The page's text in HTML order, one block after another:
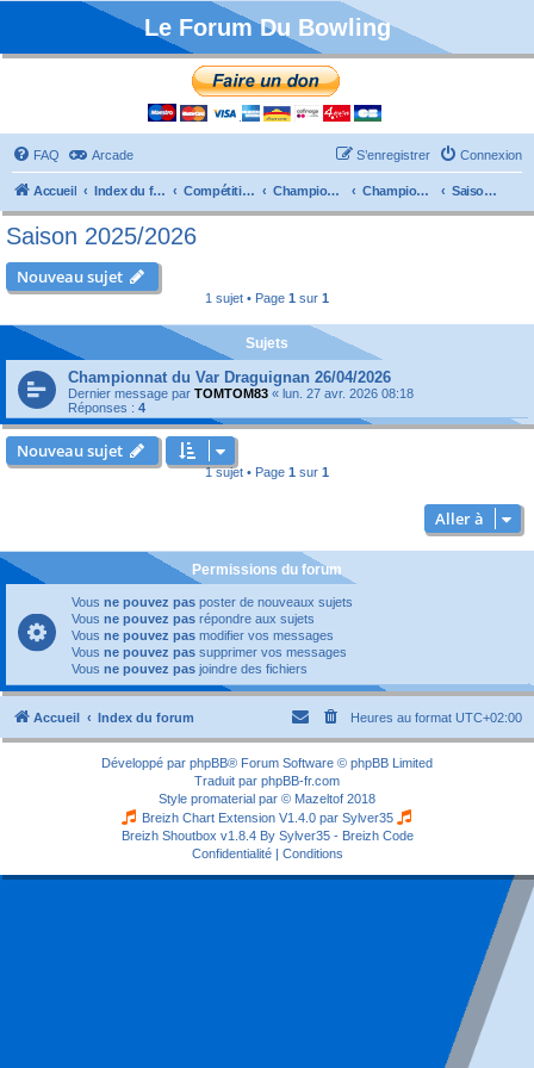
Le Forum Du Bowling
FAQ Arcade Connexion
S’enregistrer
Accueil Index du forum Compétitions Championnats de France Championnat Départemental Saison 2025/2026
Saison 2025/2026
Nouveau sujet
1 sujet • Page 1 sur 1
Sujets
Championnat du Var Draguignan 26/04/2026
Dernier message par TOMTOM83 « lun. 27 avr. 2026 08:18
Réponses : 4
Nouveau sujet
1 sujet • Page 1 sur 1
Aller à
Permissions du forum
Vous ne pouvez pas poster de nouveaux sujets
Vous ne pouvez pas répondre aux sujets
Vous ne pouvez pas modifier vos messages
Vous ne pouvez pas supprimer vos messages
Vous ne pouvez pas joindre des fichiers
Accueil Index du forum Heures au format UTC+02:00
Développé par phpBB® Forum Software © phpBB Limited
Traduit par phpBB-fr.com
Style promaterial par © Mazeltof 2018
Breizh Chart Extension V1.4.0 par Sylver35
Breizh Shoutbox v1.8.4 By Sylver35 - Breizh Code
Confidentialité| Conditions